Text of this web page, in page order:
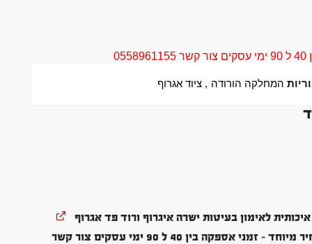
המחלקה הורודה ,ציוד אגרוף
לאימון בעיטות ישרה איגרוף ורוד פד אגרוף
פריט בהזמנה מיוחדת במחיר מיוחד - זמני אספקה בין 40 ל 90 ימי עסקים צור קשר